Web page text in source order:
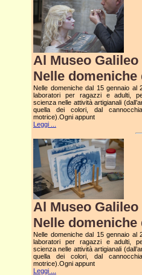
Al Museo
Nelle domeniche
Nelle domeniche dal 15 gennaio al
laboratori per ragazzi e adulti,
scienza nelle attività artigianali
quella dei colori, dal
motrice).Ogni appunt
Leggi ...
Al Museo
Nelle domeniche
Nelle domeniche dal 15 gennaio al
laboratori per ragazzi e adulti,
scienza nelle attività artigianali
quella dei colori, dal
motrice).Ogni appunt
Leggi ...